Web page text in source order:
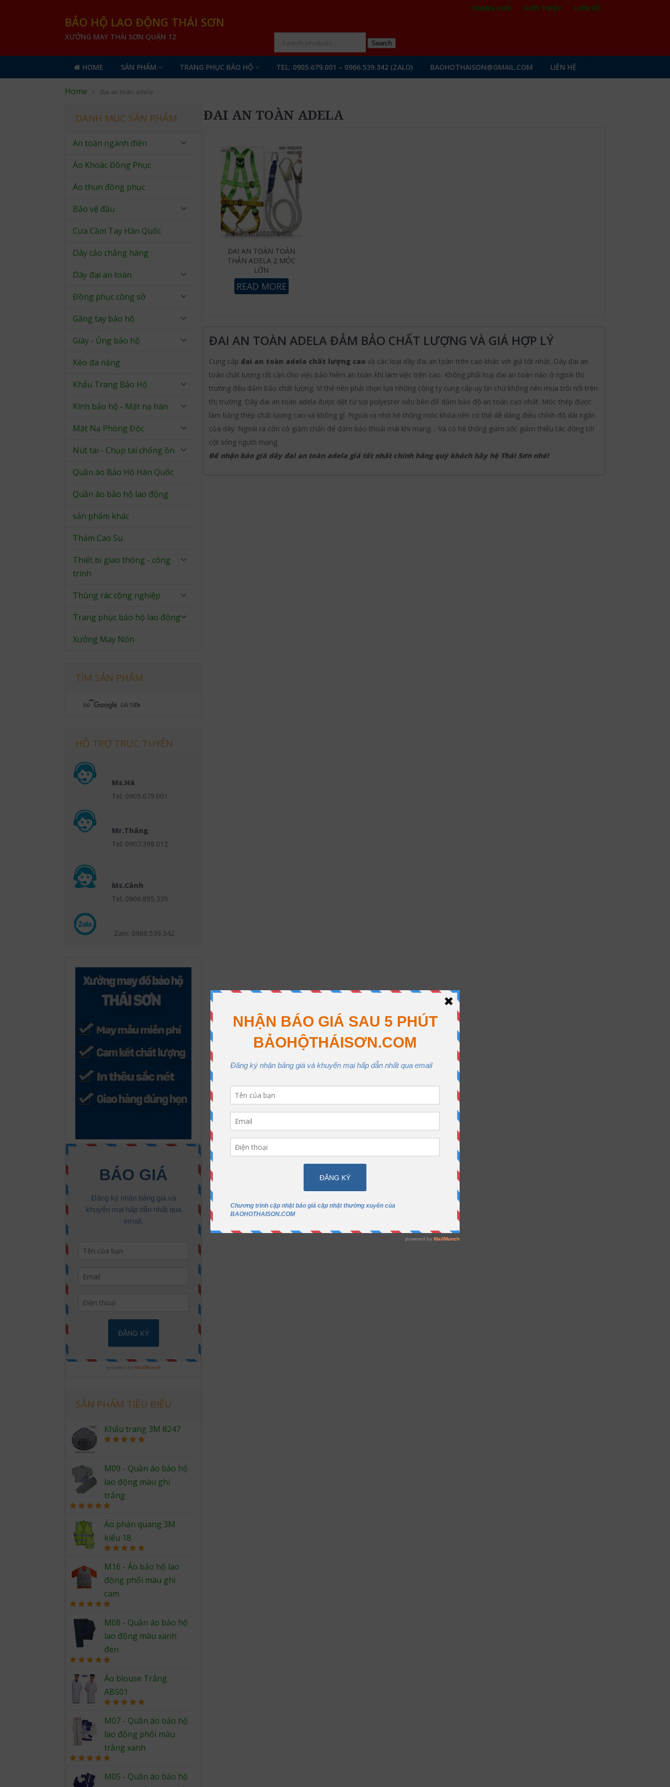
TRANG CHỦ GIỚI THIỆU LIÊN HỆ
BẢO HỘ LAO ĐỘNG THÁI SƠN
XƯỞNG MAY THÁI SƠN QUẬN 12
Search
HOME SẢN PHẨM TRANG PHỤC BẢO HỘ TEL: 0905.679.001 – 0966.539.342 (ZALO) BAOHOTHAISON@GMAIL.COM LIÊN HỆ
Home đai an toàn adela
ĐAI AN TOÀN ADELA
ĐAI AN TOÀN TOÀN
THÂN ADELA 2 MÓC
LỚN
READ MORE
ĐAI AN TOÀN ADELA ĐẢM BẢO CHẤT LƯỢNG VÀ GIÁ HỢP LÝ
Cung cấp đai an toàn adela chất lượng caovà các loại dây đai an toàn trên cao khác với giá tốt nhất. Dây đai an
toàn chất lượng rất cần cho việc bảo hiểm an toàn khi làm việc trên cao. Không phải loại đai an toàn nào ở ngoài thị
trường đều đảm bảo chất lượng. Vì thế nên phải chọn lựa những công ty cung cấp uy tín chứ không nên mua trôi nổi trên
thị trường. Dây đai an toàn adela được dệt từ sợi polyester siêu bền để đảm bảo độ an toàn cao nhất. Móc thép được
làm bằng thép chất lượng cao và không gỉ. Ngoài ra nhờ hệ thống móc khóa nên có thể dễ dàng điều chỉnh độ dài ngắn
của dây. Ngoài ra còn có giảm chấn để đảm bảo thoải mái khi mang… Và có hệ thống giảm sốc giảm thiểu tác động tới
cột sống người mang.
Để nhận báo giá dây đai an toàn adela giá tốt nhất chính hãng quý khách hãy hệ Thái Sơn nhé!
DANH MỤC SẢN PHẨM
An toàn ngành điện
Áo Khoác Đồng Phục
Áo thun đồng phục
Bảo vệ đầu
Cưa Cầm Tay Hàn Quốc
Dây cảo chằng hàng
Dây đai an toàn
Đồng phục công sở
Găng tay bảo hộ
Giày - Ủng bảo hộ
Kéo đa năng
Khẩu Trang Bảo Hộ
Kính bảo hộ - Mặt nạ hàn
Mặt Nạ Phòng Độc
Nút tai - Chụp tai chống ồn
Quần áo Bảo Hộ Hàn Quốc
Quần áo bảo hộ lao động
sản phẩm khác
Thảm Cao Su
Thiết bị giao thông - công
trình
Thùng rác công nghiệp
Trang phục bảo hộ lao động
Xưởng May Nón
TÌM SẢN PHẨM
HỖ TRỢ TRỰC TUYẾN
Ms.Hà
Tel: 0905.679.001
Mr.Thắng
Tel: 0907.398.012
Ms.Cảnh
Tel: 0906.895.339
Zalo: 0966.539.342
SẢN PHẨM TIÊU BIỂU
Khẩu trang 3M 8247
M09 - Quần áo bảo hộ
lao động màu ghi
trắng
out of 5
Áo phản quang 3M
kiểu 18
out of 5
M16 - Áo bảo hộ lao
động phối màu ghi
cam
out of 5
M08 - Quần áo bảo hộ
lao động màu xanh
đen
out of 5
Áo blouse Trắng
ABS01
out of 5
M07 - Quần áo bảo hộ
lao động phối màu
trắng xanh
out of 5
M05 - Quần áo bảo hộ